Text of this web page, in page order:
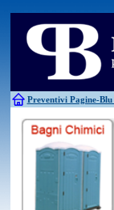
Preventivi Pagine-Blu
Antifurti
Allarme
Bagni chimici
Caldaie
Canne fumarie